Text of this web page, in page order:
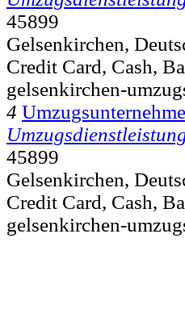
45899
Gelsenkirchen,
Credit Card, Cash,
gelsenkirchen-
4
45899
Gelsenkirchen,
Credit Card, Cash,
gelsenkirchen-